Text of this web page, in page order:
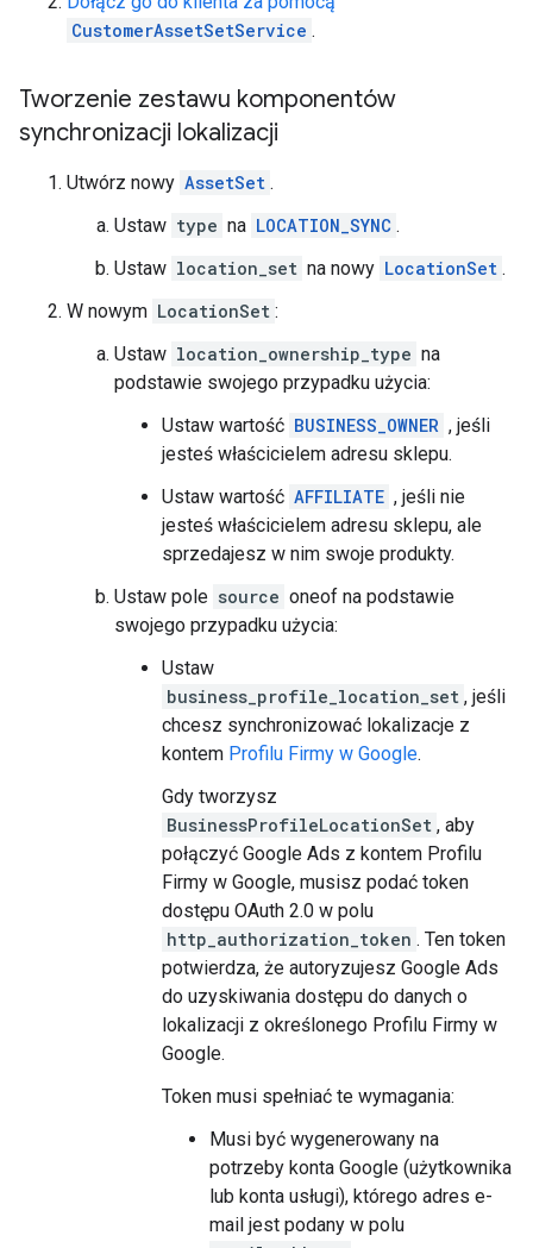
CustomerAssetSetService .
Tworzenie zestawu komponentów
synchronizacji lokalizacji
Utwórz nowy AssetSet .
Ustaw type na LOCATION_SYNC .
Ustaw location_set na nowy LocationSet .
W nowym LocationSet :
Ustaw location_ownership_type na
podstawie swojego przypadku użycia:
Ustaw wartość BUSINESS_OWNER , jeśli
jesteś właścicielem adresu sklepu.
Ustaw wartość AFFILIATE , jeśli nie
jesteś właścicielem adresu sklepu, ale
sprzedajesz w nim swoje produkty.
Ustaw pole source oneof na podstawie
swojego przypadku użycia:
Ustaw
business_profile_location_set , jeśli
chcesz synchronizować lokalizacje z
kontem Profilu Firmy w Google.
Gdy tworzysz
BusinessProfileLocationSet , aby
połączyć Google Ads z kontem Profilu
Firmy w Google, musisz podać token
dostępu OAuth 2.0 w polu
http_authorization_token . Ten token
potwierdza, że autoryzujesz Google Ads
do uzyskiwania dostępu do danych o
lokalizacji z określonego Profilu Firmy w
Google.
Token musi spełniać te wymagania:
Musi być wygenerowany na
potrzeby konta Google (użytkownika
lub konta usługi), którego adres e-
mail jest podany w polu